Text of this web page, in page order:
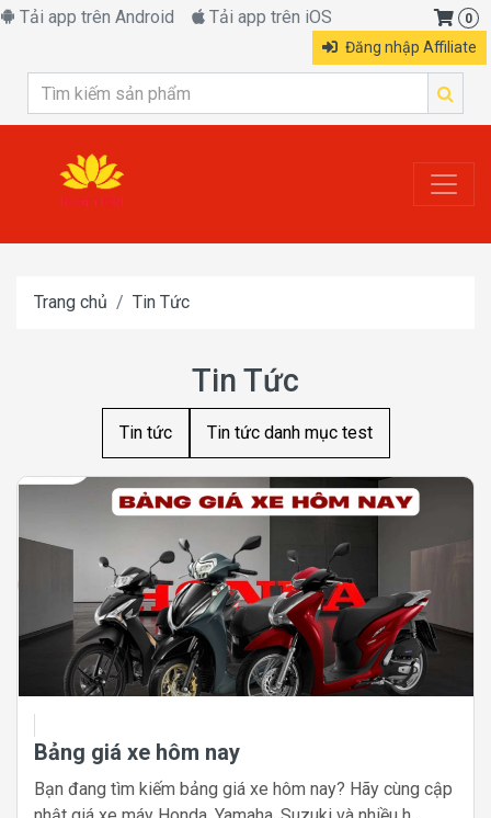
Tải app trên Android Tải app trên iOS
Đăng nhập Affiliate
0
Trang chủ Tin Tức
Tin Tức
Tin tức Tin tức danh mục test
Bảng giá xe hôm nay
Bạn đang tìm kiếm bảng giá xe hôm nay? Hãy cùng cập